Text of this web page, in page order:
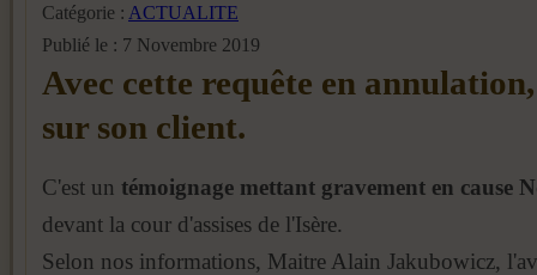
Catégorie : ACTUALITE
Publié le : 7 Novembre 2019
Avec cette requête en
sur son client.
C'est un témoignage mettant gravement en cause
devant la cour d'assises de l'Isère.
Selon nos informations, Maitre Alain Jakubowicz,